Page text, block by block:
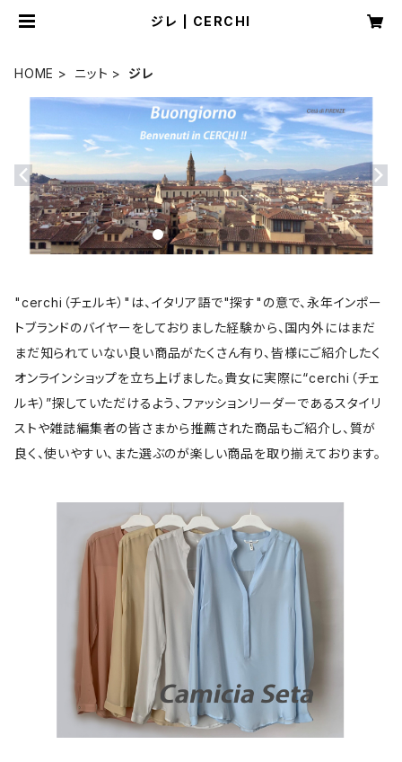
ジレ | CERCHI
HOME ニット ジレ
"cerchi（チェルキ）"は、イタリア語で"探す"の意で、永年インポー
トブランドのバイヤーをしておりました経験から、国内外にはまだ
まだ知られていない良い商品がたくさん有り、皆様にご紹介したく
オンラインショップを立ち上げました。貴女に実際に“cerchi（チェ
ルキ）”探していただけるよう、ファッションリーダーであるスタイリ
ストや雑誌編集者の皆さまから推薦された商品もご紹介し、質が
良く、使いやすい、また選ぶのが楽しい商品を取り揃えております。